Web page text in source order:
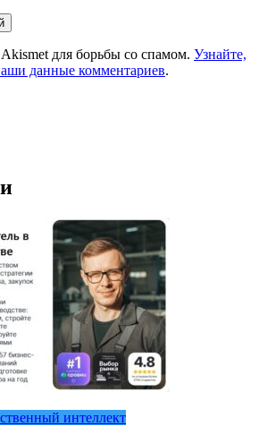
для борьбы со спамом. Узнайте,
данные комментариев.
интеллект